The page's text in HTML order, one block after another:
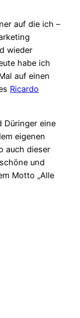
auf die ich –
wieder
habe ich
auf einen
Ricardo
Düringer eine
eigenen
auch dieser
und
Motto „Alle